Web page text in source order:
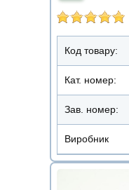
Код товару:
Кат. номер:
Зав. номер:
Виробник